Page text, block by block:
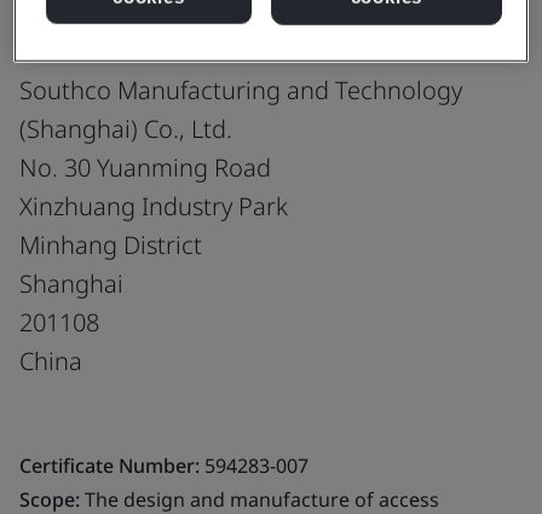
Southco Manufacturing and Technology
(Shanghai) Co., Ltd.
No. 30 Yuanming Road
Xinzhuang Industry Park
Minhang District
Shanghai
201108
China
Certificate Number: 594283-007
Scope:The design and manufacture of access